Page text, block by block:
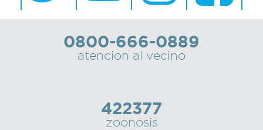
0800-666-0889
atencion al vecino
422377
zoonosis